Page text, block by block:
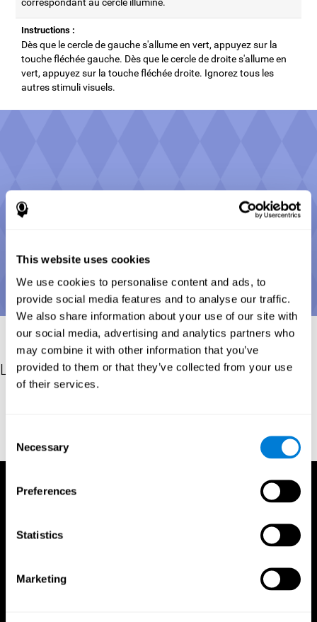
This website uses cookies
We use cookies to personalise content and ads, to
provide social media features and to analyse our traffic.
We also share information about your use of our site with
our social media, advertising and analytics partners who
may combine it with other information that you’ve
provided to them or that they’ve collected from your use
of their services.
Selection
Necessary
Preferences
Statistics
Marketing
Instructions :
Dès que le cercle de gauche s'allume en vert, appuyez sur la
touche fléchée gauche. Dès que le cercle de droite s'allume en
vert, appuyez sur la touche fléchée droite. Ignorez tous les
autres stimuli visuels.
Les références
56.